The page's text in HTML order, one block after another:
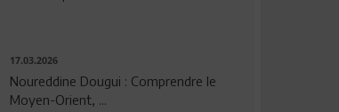
17.03.2026
Noureddine Dougui : Comprendre le
Moyen-Orient, ...